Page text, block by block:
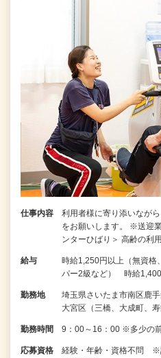
仕事内容
利用者様に寄り添いなが
をお願いします。 ※送迎
ンターひばり＞ 高齢の利
給与
時給1,250円以上（無資格
パー2級など） 時給
勤務地
埼玉県さいたま市南区鹿
大宮区（三橋、大成町、
勤務時間 9：00～16：00 ※多少の
応募資格
経験・年齢・資格不問 ※